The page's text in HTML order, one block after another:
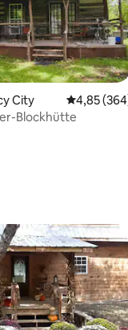
City
4,85
Blockhütte